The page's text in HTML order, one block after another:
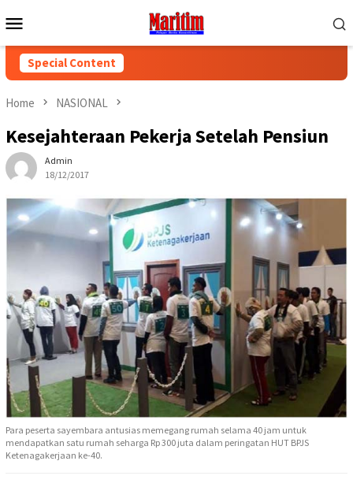
to
Menu
Special Content
Home NASIONAL
Kesejahteraan Pekerja Setelah Pensiun
Admin
18/12/2017
Para peserta sayembara antusias memegang rumah selama 40 jam untuk
mendapatkan satu rumah seharga Rp 300 juta dalam peringatan HUT BPJS
Ketenagakerjaan ke-40.